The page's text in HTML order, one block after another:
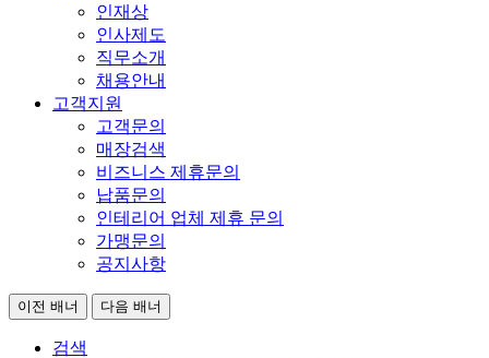
인재상
인사제도
직무소개
채용안내
고객지원
고객문의
매장검색
비즈니스 제휴문의
납품문의
인테리어 업체 제휴 문의
가맹문의
공지사항
이전 배너 다음 배너
검색